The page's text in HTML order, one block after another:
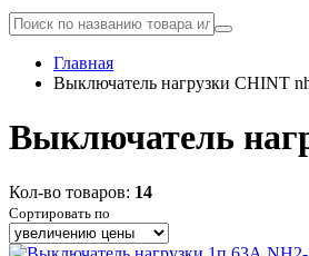
Главная
Выключатель нагрузки CHINT
Выключатель
Кол-во товаров: 14
Сортировать по